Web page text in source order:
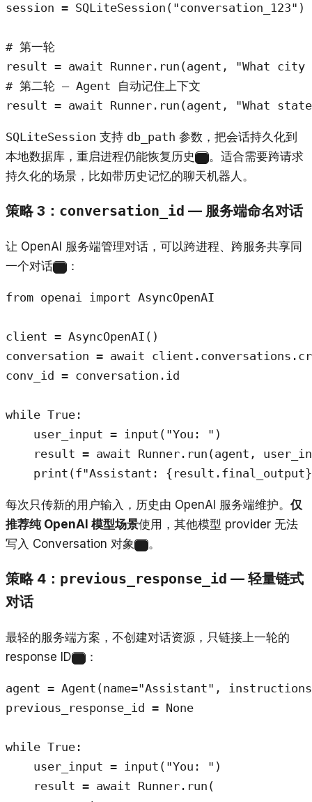
session = SQLiteSession("conversation_123")
# 第一轮
result = await Runner.run(agent, "What
# 第二轮 — Agent 自动记住上下文
result = await Runner.run(agent, "What
SQLiteSession 支持 db_path 参数，把会话持久化到
本地数据库，重启进程仍能恢复历史
。适合需要跨请求
持久化的场景，比如带历史记忆的聊天机器人。
策略 3： conversation_id — 服务端命名对话
让 OpenAI 服务端管理对话，可以跨进程、跨服务共享同
一个对话
：
from openai import AsyncOpenAI
client = AsyncOpenAI()
conversation = await
conv_id = conversation.id
while True:
    user_input = input("You: ")
result = await Runner.run(agent,
print(f"Assistant:
每次只传新的用户输入，历史由 OpenAI 服务端维护。 仅
推荐纯 OpenAI 模型场景使用，其他模型 provider 无法
写入 Conversation 对象
。
策略 4： previous_response_id — 轻量链式
对话
最轻的服务端方案，不创建对话资源，只链接上一轮的
response ID
：
agent = Agent(name="Assistant",
previous_response_id = None
while True:
    user_input = input("You: ")
    result = await Runner.run(